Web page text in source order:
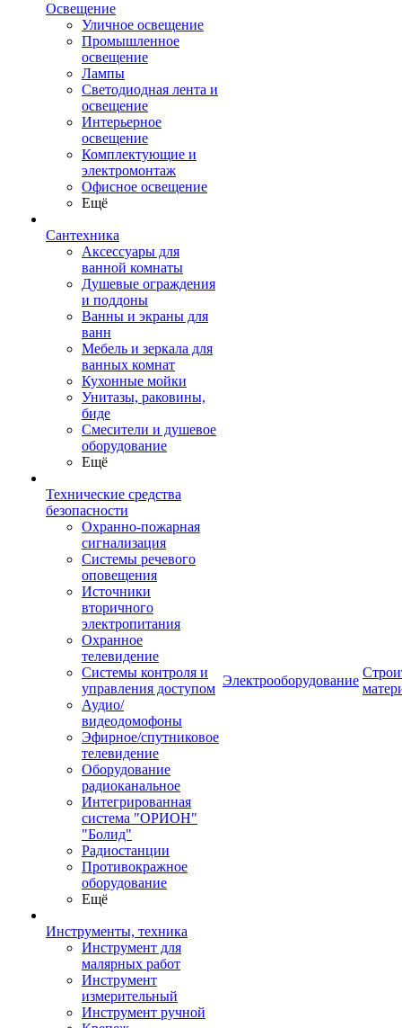
Освещение
Уличное освещение
Промышленное
освещение
Лампы
Светодиодная лента и
освещение
Интерьерное
освещение
Комплектующие и
электромонтаж
Офисное освещение
Ещё
Сантехника
Аксессуары для
ванной комнаты
Душевые ограждения
и поддоны
Ванны и экраны для
ванн
Мебель и зеркала для
ванных комнат
Кухонные мойки
Унитазы, раковины,
биде
Смесители и душевое
оборудование
Ещё
Технические средства
безопасности
Охранно-пожарная
сигнализация
Системы речевого
оповещения
Источники
вторичного
электропитания
Охранное
телевидение
Системы контроля и
управления доступом
Аудио/
видеодомофоны
Эфирное/спутниковое
телевидение
Оборудование
радиоканальное
Интегрированная
система "ОРИОН"
"Болид"
Радиостанции
Противокражное
оборудование
Ещё
Инструменты, техника
Инструмент для
малярных работ
Инструмент
измерительный
Инструмент ручной
Электрооборудование